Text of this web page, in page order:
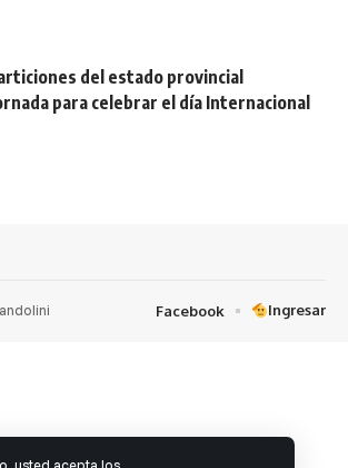
del estado provincial
para celebrar el día Internacional
Facebook Ingresar